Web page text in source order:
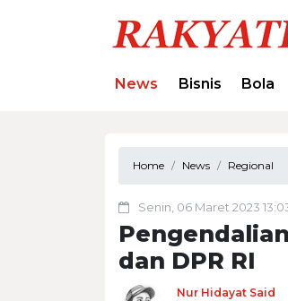
News Bisnis Bola
Home News Regional
Senin, 06 Maret 2023
dan DPR RI
Nur Hidayat Said